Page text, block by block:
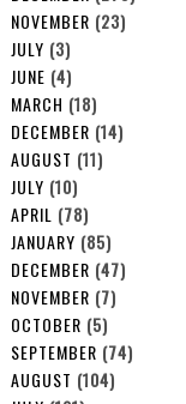
NOVEMBER (23)
JULY (3)
JUNE (4)
MARCH (18)
DECEMBER (14)
AUGUST (11)
JULY (10)
APRIL (78)
JANUARY (85)
DECEMBER (47)
NOVEMBER (7)
OCTOBER (5)
SEPTEMBER (74)
AUGUST (104)